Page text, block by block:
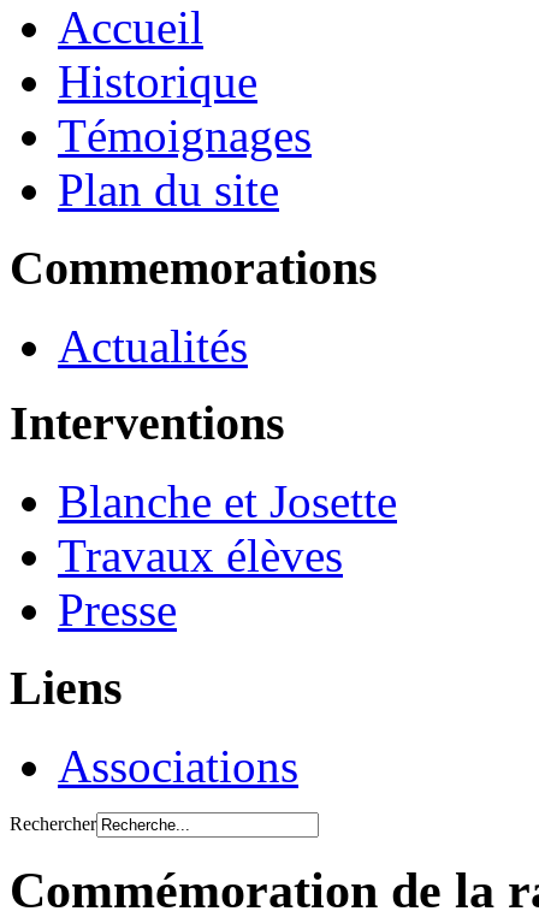
Accueil
Historique
Témoignages
Plan du site
Commemorations
Actualités
Interventions
Blanche et Josette
Travaux élèves
Presse
Liens
Associations
Rechercher
Commémoration de la